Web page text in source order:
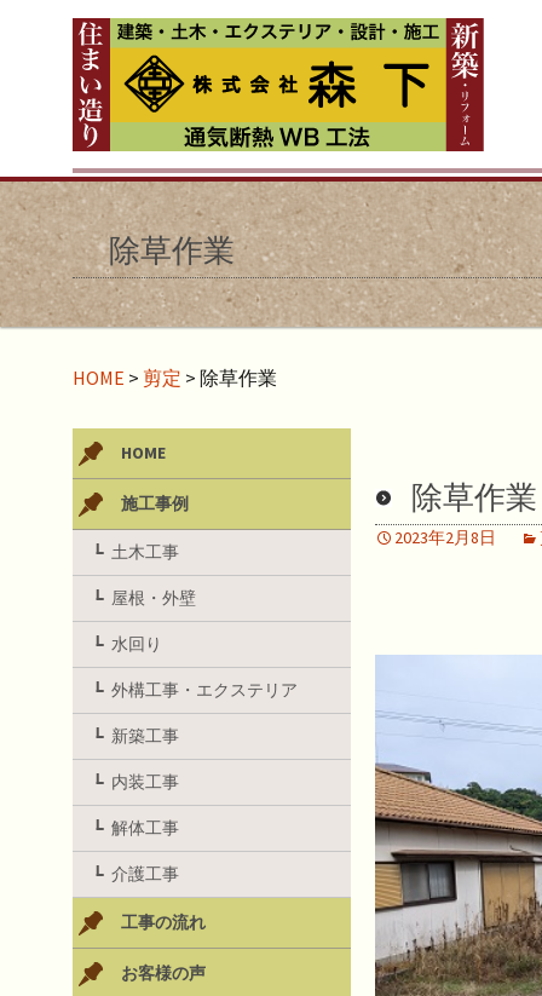
除草作業
HOME > 剪定 > 除草作業
除草作業
2023年2月8日
HOME
施工事例
土木工事
屋根・外壁
水回り
外構工事・エクステリア
新築工事
内装工事
解体工事
介護工事
工事の流れ
お客様の声